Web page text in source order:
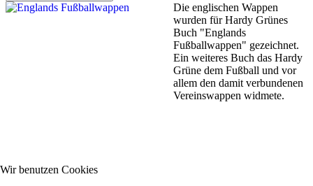
Wir benutzen Cookies
Die englischen Wappen
wurden für Hardy Grünes
Buch "Englands
Fußballwappen" gezeichnet.
Ein weiteres Buch das Hardy
Grüne dem Fußball und vor
allem den damit verbundenen
Vereinswappen widmete.